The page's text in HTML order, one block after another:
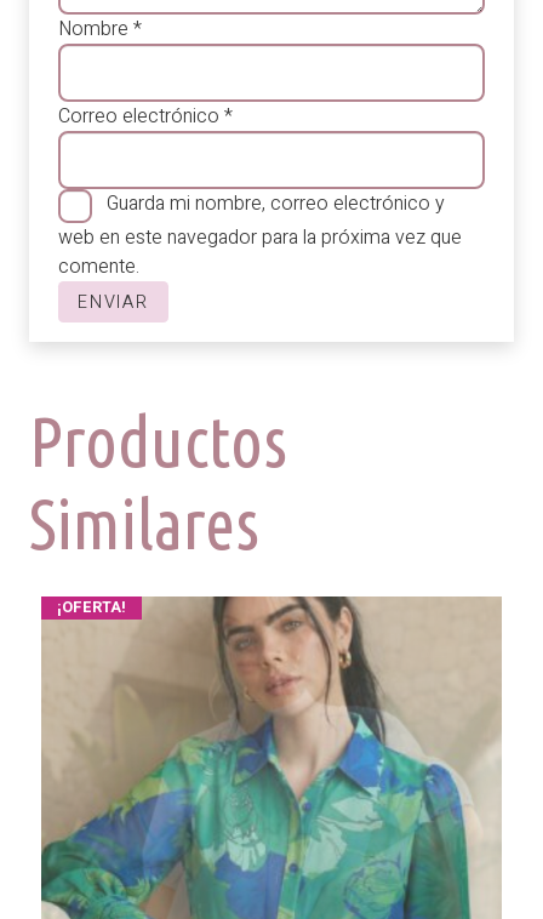
Nombre *
Correo electrónico *
Guarda mi nombre, correo electrónico y
web en este navegador para la próxima vez que
comente.
Productos
Similares
¡OFERTA!